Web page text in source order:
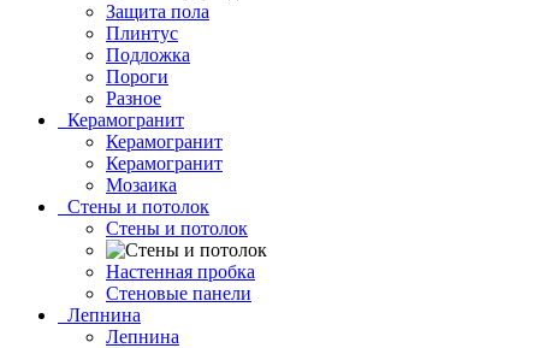
Защита пола
Плинтус
Подложка
Пороги
Разное
Керамогранит
Керамогранит
Керамогранит
Мозаика
Стены и потолок
Стены и потолок
Настенная пробка
Стеновые панели
Лепнина
Лепнина